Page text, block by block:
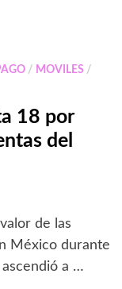
/ MOVILES /
18 por
del
de las
México durante
a …